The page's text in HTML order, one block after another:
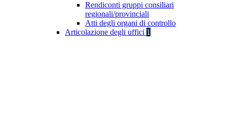
Rendiconti gruppi consiliari
regionali/provinciali
Atti degli organi di controllo
Articolazione degli uffici 1